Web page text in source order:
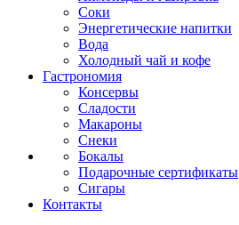
Соки
Энергетические напитки
Вода
Холодный чай и кофе
Гастрономия
Консервы
Сладости
Макароны
Снеки
Бокалы
Подарочные сертификаты
Сигары
Контакты